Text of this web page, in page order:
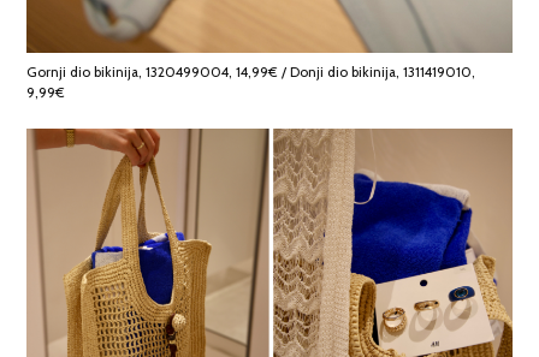
Gornji dio bikinija, 1320499004, 14,99€ / Donji dio bikinija, 1311419010,
9,99€